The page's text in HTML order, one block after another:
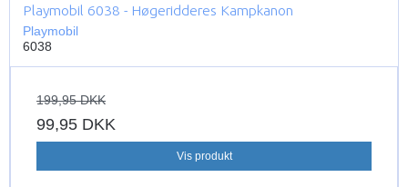
Playmobil 6038 - Høgeridderes Kampkanon
Playmobil
6038
199,95 DKK
99,95 DKK
Vis produkt